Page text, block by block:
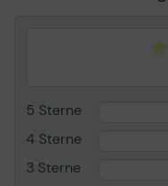
Produktzertifizierungen
Farbe
5 Sterne
4 Sterne
3 Sterne